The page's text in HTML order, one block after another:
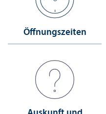
Öffnungs­zeiten